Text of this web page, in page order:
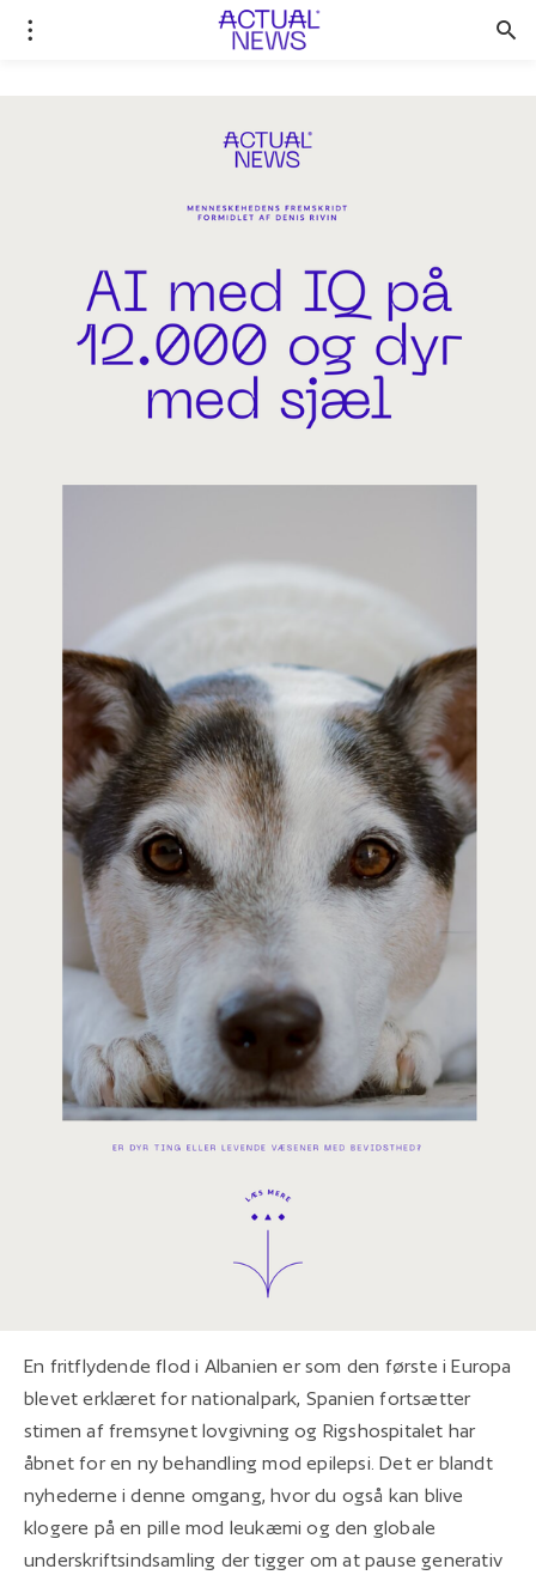
En fritflydende flod i Albanien er som den første i Europa
blevet erklæret for nationalpark, Spanien fortsætter
stimen af fremsynet lovgivning og Rigshospitalet har
åbnet for en ny behandling mod epilepsi. Det er blandt
nyhederne i denne omgang, hvor du også kan blive
klogere på en pille mod leukæmi og den globale
underskriftsindsamling der tigger om at pause generativ